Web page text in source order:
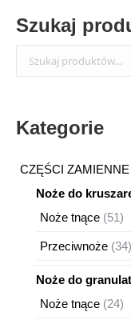
Szukaj
Kategorie
CZĘŚCI ZAMIENNE
Noże do
Noże tnące 5151
Przeciwnoże 34
Noże do
Noże tnące 2424